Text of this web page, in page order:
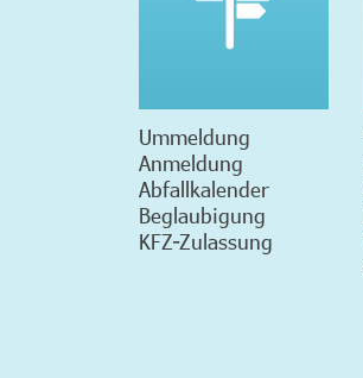
Ummeldung
Anmeldung
Abfallkalender
Beglaubigung
KFZ-Zulassung